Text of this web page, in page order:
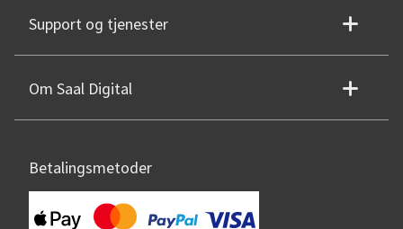
Support og tjenester
Om Saal Digital
Betalingsmetoder